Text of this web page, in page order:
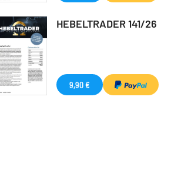
HEBELTRADER 141/26
9,90 €